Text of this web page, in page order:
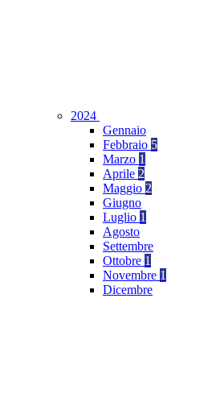
2024
Gennaio
Febbraio 5
Marzo 1
Aprile 2
Maggio 2
Giugno
Luglio 1
Agosto
Settembre
Ottobre 1
Novembre 1
Dicembre